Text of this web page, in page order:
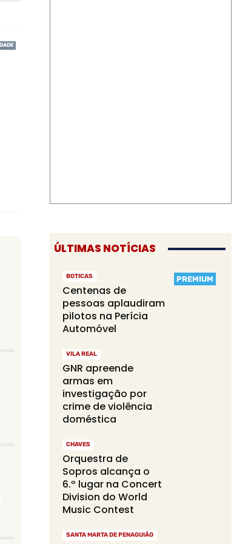
ÚLTIMAS NOTÍCIAS
PREMIUM
BOTICAS
Centenas de
pessoas aplaudiram
pilotos na Perícia
Automóvel
VILA REAL
GNR apreende
armas em
investigação por
crime de violência
doméstica
CHAVES
Orquestra de
Sopros alcança o
6.º lugar na Concert
Division do World
Music Contest
SANTA MARTA DE PENAGUIÃO